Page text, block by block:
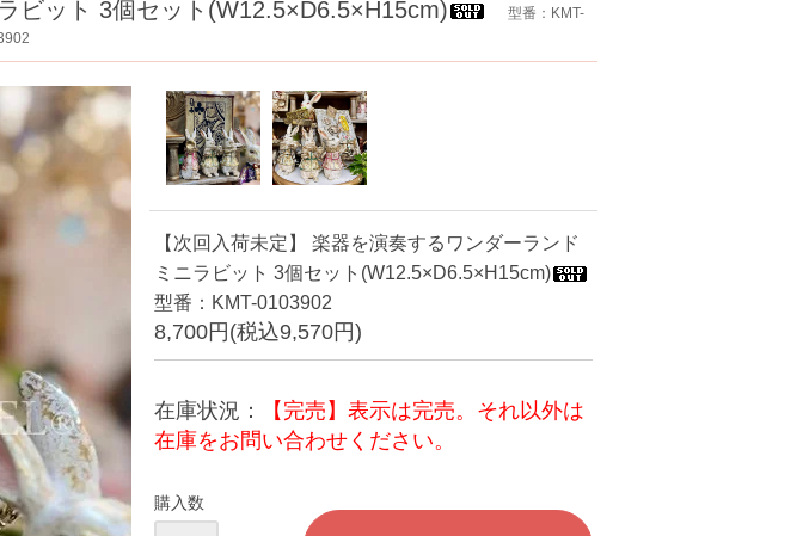
ビット 3個セット(W12.5×D6.5×H15cm)
型番：KMT-
【次回入荷未定】 楽器を演奏するワンダーランド
ミニラビット 3個セット(W12.5×D6.5×H15cm)
型番：KMT-0103902
8,700円(税込9,570円)
在庫状況：
【完売】表示は完売。それ以外は
在庫をお問い合わせください。
購入数